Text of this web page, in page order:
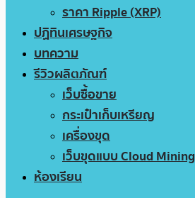
ราคา Ripple (XRP)
ปฏิทินเศรษฐกิจ
บทความ
รีวิวผลิตภัณฑ์
เว็บซื้อขาย
กระเป๋าเก็บเหรียญ
เครื่องขุด
เว็บขุดแบบ Cloud Mining
ห้องเรียน